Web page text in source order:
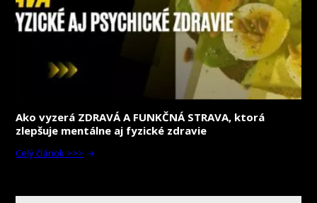
Ako vyzerá ZDRAVÁ A FUNKČNÁ STRAVA, ktorá
zlepšuje mentálne aj fyzické zdravie
Celý článok >>>